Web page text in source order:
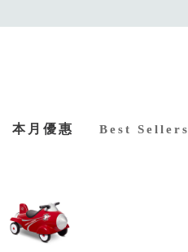
本月優惠 Best Sellers